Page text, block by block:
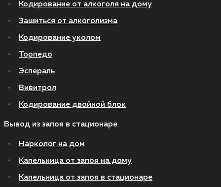
Кодирование от алкоголя на дому
Зашиться от алкоголизма
Кодирование уколом
Торпедо
Эспераль
Вивитрол
Кодирование двойной блок
Вывод из запоя в стационаре
Нарколог на дом
Капельница от запоя на дому
Капельница от запоя в стационаре